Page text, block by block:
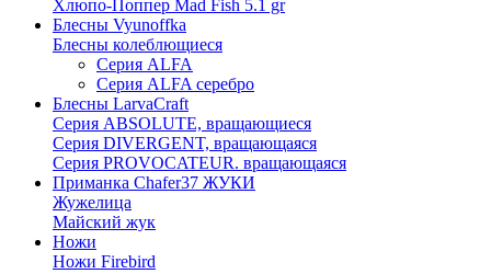
Хлюпо-Поппер Mad Fish 5.1 gr
Блесны Vyunoffka
Блесны колеблющиеся
Серия ALFA
Серия ALFA серебро
Блесны LarvaCraft
Серия ABSOLUTE, вращающиеся
Серия DIVERGENT, вращающаяся
Серия PROVOCATEUR. вращающаяся
Приманка Chafer37 ЖУКИ
Жужелица
Майский жук
Ножи
Ножи Firebird